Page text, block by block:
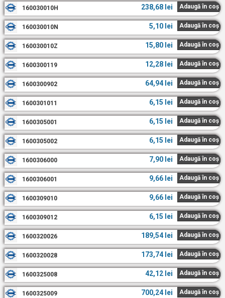
160030010H 238,68 lei Adaugă în coș
160030010N 5,10 lei Adaugă în coș
160030010Z 15,80 lei Adaugă în coș
1600300119 12,28 lei Adaugă în coș
1600300902 64,94 lei Adaugă în coș
1600301011 6,15 lei Adaugă în coș
1600305001 6,15 lei Adaugă în coș
1600305002 6,15 lei Adaugă în coș
1600306000 7,90 lei Adaugă în coș
1600306001 9,66 lei Adaugă în coș
1600309010 9,66 lei Adaugă în coș
1600309012 6,15 lei Adaugă în coș
1600320026 189,54 lei Adaugă în coș
1600320028 173,74 lei Adaugă în coș
1600325008 42,12 lei Adaugă în coș
1600325009 700,24 lei Adaugă în coș